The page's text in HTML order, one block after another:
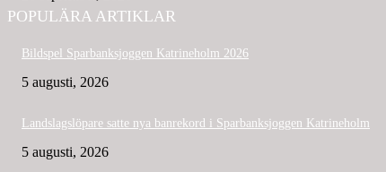
POPULÄRA ARTIKLAR
Bildspel Sparbanksjoggen Katrineholm 2026
5 augusti, 2026
Landslagslöpare satte nya banrekord i Sparbanksjoggen Katrineholm
5 augusti, 2026